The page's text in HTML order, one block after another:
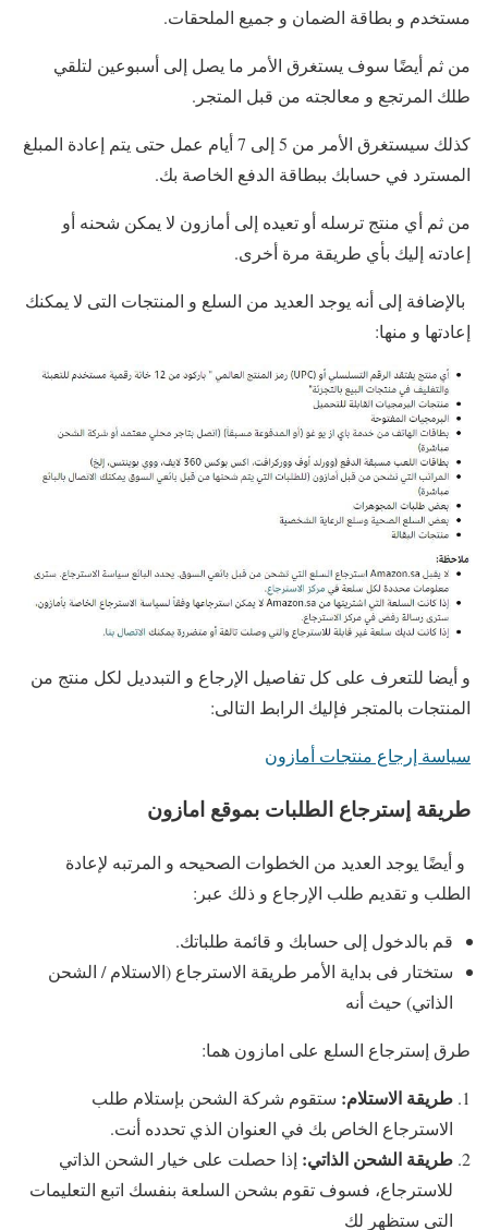
مستخدم و بطاقة الضمان و جميع الملحقات.
من ثم أيضًا سوف يستغرق الأمر ما يصل إلى أسبوعين لتلقي
طلك المرتجع و معالجته من قبل المتجر.
كذلك سيستغرق الأمر من 5 إلى 7 أيام عمل حتى يتم إعادة المبلغ
المسترد في حسابك ببطاقة الدفع الخاصة بك.
من ثم أي منتج ترسله أو تعيده إلى أمازون لا يمكن شحنه أو
إعادته إليك بأي طريقة مرة أخرى.
بالإضافة إلى أنه يوجد العديد من السلع و المنتجات التى لا يمكنك
إعادتها و منها:
و أيضا للتعرف على كل تفاصيل الإرجاع و التبدديل لكل منتج من
المنتجات بالمتجر فإليك الرابط التالى:
سياسة إرجاع منتجات أمازون
طريقة إسترجاع الطلبات بموقع امازون
و أيضًا يوجد العديد من الخطوات الصحيحه و المرتبه لإعادة
الطلب و تقديم طلب الإرجاع و ذلك عبر:
قم بالدخول إلى حسابك و قائمة طلباتك.
ستختار فى بداية الأمر طريقة الاسترجاع (الاستلام / الشحن
الذاتي) حيث أنه
طرق إسترجاع السلع على امازون هما:
طريقة الاستلام: ستقوم شركة الشحن بإستلام طلب
الاسترجاع الخاص بك في العنوان الذي تحدده أنت.
طريقة الشحن الذاتي: إذا حصلت على خيار الشحن الذاتي
للاسترجاع، فسوف تقوم بشحن السلعة بنفسك اتبع التعليمات
التى ستظهر لك